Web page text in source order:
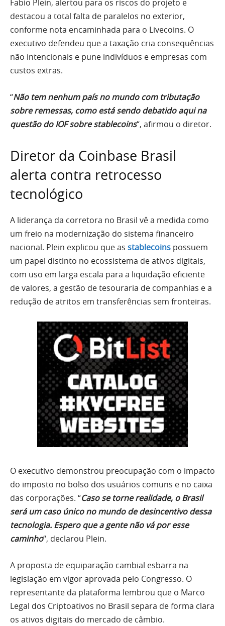
Fabio Plein, alertou para os riscos do projeto e
destacou a total falta de paralelos no exterior,
conforme nota encaminhada para o Livecoins. O
executivo defendeu que a taxação cria consequências
não intencionais e pune indivíduos e empresas com
custos extras.
“Não tem nenhum país no mundo com tributação
sobre remessas, como está sendo debatido aqui na
questão do IOF sobre stablecoins“, afirmou o diretor.
Diretor da Coinbase Brasil
alerta contra retrocesso
tecnológico
A liderança da corretora no Brasil vê a medida como
um freio na modernização do sistema financeiro
nacional. Plein explicou que as stablecoins possuem
um papel distinto no ecossistema de ativos digitais,
com uso em larga escala para a liquidação eficiente
de valores, a gestão de tesouraria de companhias e a
redução de atritos em transferências sem fronteiras.
O executivo demonstrou preocupação com o impacto
do imposto no bolso dos usuários comuns e no caixa
das corporações. “Caso se torne realidade, o Brasil
será um caso único no mundo de desincentivo dessa
tecnologia. Espero que a gente não vá por esse
caminho“, declarou Plein.
A proposta de equiparação cambial esbarra na
legislação em vigor aprovada pelo Congresso. O
representante da plataforma lembrou que o Marco
Legal dos Criptoativos no Brasil separa de forma clara
os ativos digitais do mercado de câmbio.